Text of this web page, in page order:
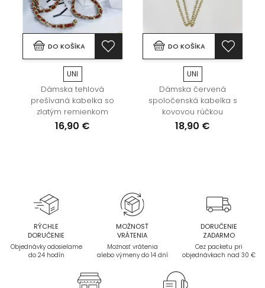
DO KOŠÍKA
UNI
Dámska tehlová
prešívaná kabelka so
zlatým remienkom
16,90 €
DO KOŠÍKA
UNI
Dámska červená
spoločenská kabelka s
kovovou rúčkou
18,90 €
RÝCHLE
DORUČENIE
Objednávky odosielame
do 24 hodín
MOŽNOSŤ
VRÁTENIA
Možnosť vrátenia
alebo výmeny do 14 dní
DORUČENIE
ZADARMO
Cez packetu pri
objednávkach nad 30 €